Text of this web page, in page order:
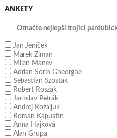
ANKETY
Označte nejlepší trojici
Jan Jeníček
Marek Ziman
Milen Manev
Adrian Sorin Gheorghe
Sebastian Szostak
Robert Roszak
Jaroslav Petrák
Andrej Rozaljuk
Roman Kapustin
Anna Hajková
Alan Grupa